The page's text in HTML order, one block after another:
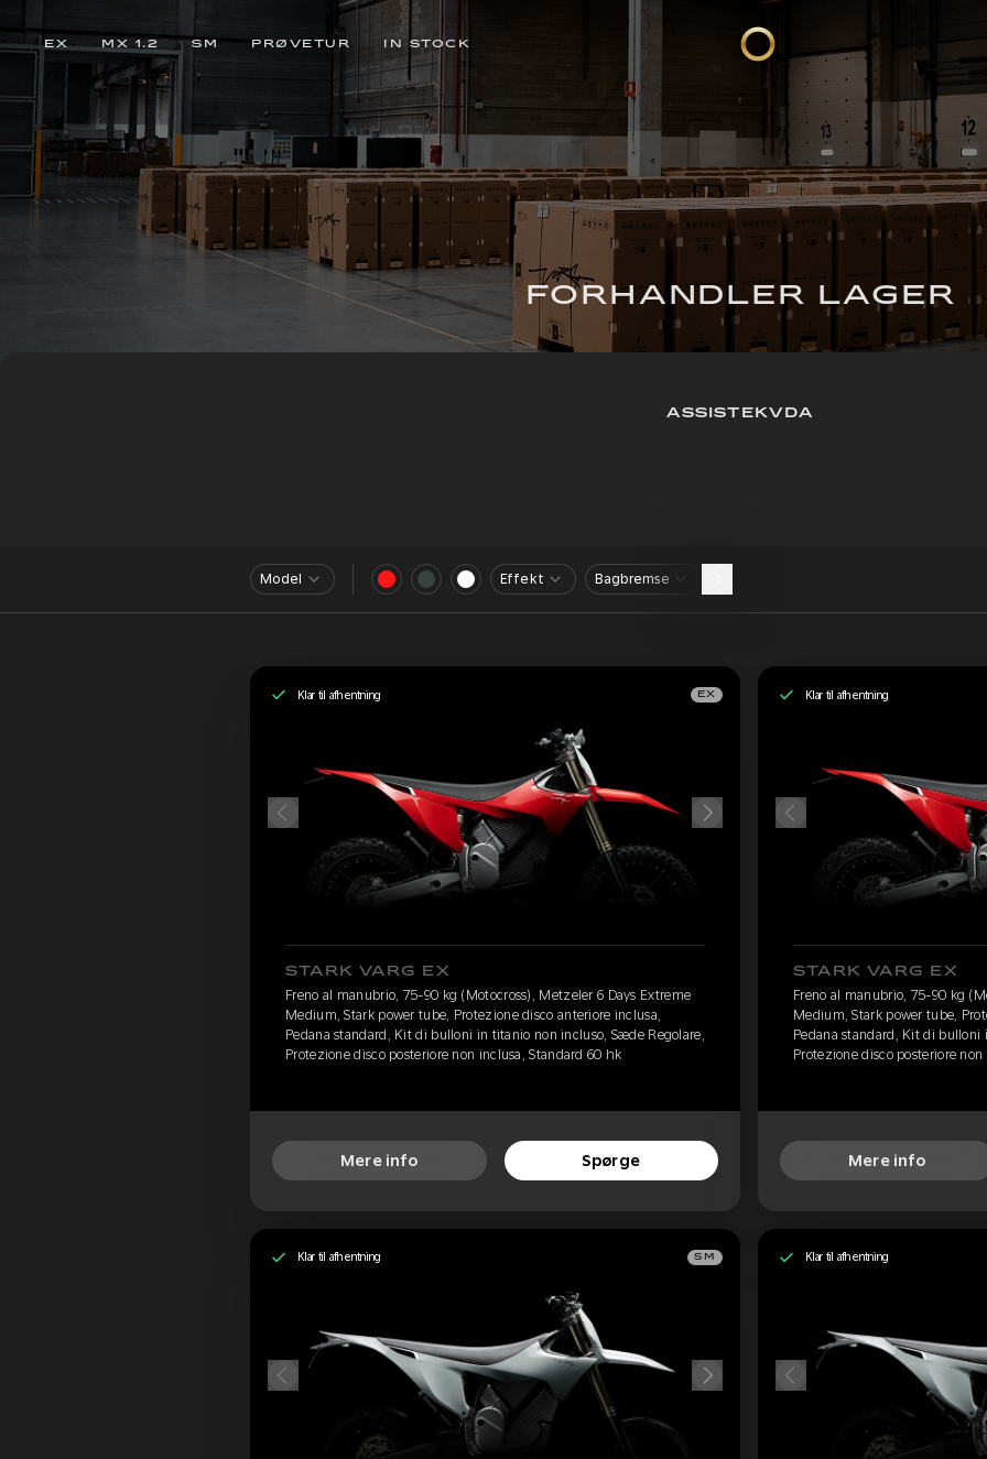
EX MX 1.2 SM PRØVETUR IN STOCK
FORHANDLER LAGER
ASSISTEKVDA
Model Effekt Bagbremse
Klar til afhentning EX
STARK VARG EX
Freno al manubrio, 75-90 kg (Motocross), Metzeler 6 Days Extreme
Medium, Stark power tube, Protezione disco anteriore inclusa,
Pedana standard, Kit di bulloni in titanio non incluso, Sæde Regolare,
Protezione disco posteriore non inclusa, Standard 60 hk
Mere info Spørge
Klar til afhentning
STARK VARG EX
Freno al manubrio, 75-90 kg
Medium, Stark power tube,
Pedana standard, Kit di
Protezione disco posteriore
Mere info
Klar til afhentning SM Klar til afhentning